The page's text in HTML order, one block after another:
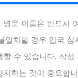
영문 이름은 반드시
일치할 경우 입국 심
할 수 있습니다. 작성
지하는 것이 중요합